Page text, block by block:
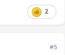
2
#5